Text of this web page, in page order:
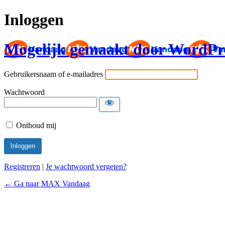
Inloggen
Mogelijk gemaakt door
Gebruikersnaam of e-mailadres
Wachtwoord
Onthoud mij
Registreren | Je wachtwoord vergeten?
← Ga naar MAX Vandaag